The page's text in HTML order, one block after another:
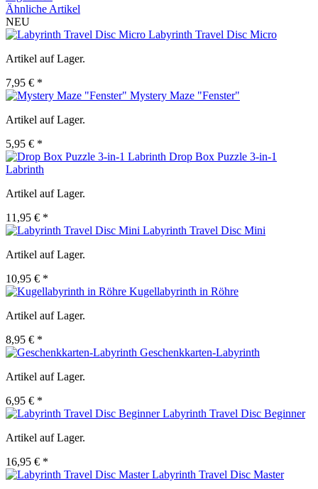
Ähnliche Artikel
NEU
Labyrinth Travel Disc Micro
Artikel auf Lager.
7,95 € *
Mystery Maze "Fenster"
Artikel auf Lager.
5,95 € *
Drop Box Puzzle 3-in-1
Labrinth
Artikel auf Lager.
11,95 € *
Labyrinth Travel Disc Mini
Artikel auf Lager.
10,95 € *
Kugellabyrinth in Röhre
Artikel auf Lager.
8,95 € *
Geschenkkarten-Labyrinth
Artikel auf Lager.
6,95 € *
Labyrinth Travel Disc Beginner
Artikel auf Lager.
16,95 € *
Labyrinth Travel Disc Master